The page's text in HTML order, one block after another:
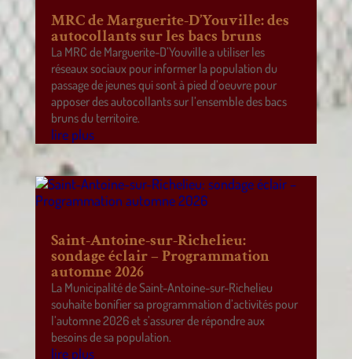
MRC de Marguerite-D’Youville: des
autocollants sur les bacs bruns
La MRC de Marguerite-D’Youville a utiliser les
réseaux sociaux pour informer la population du
passage de jeunes qui sont à pied d’oeuvre pour
apposer des autocollants sur l’ensemble des bacs
bruns du territoire.
lire plus
Saint-Antoine-sur-Richelieu:
sondage éclair – Programmation
automne 2026
La Municipalité de Saint-Antoine-sur-Richelieu
souhaite bonifier sa programmation d’activités pour
l’automne 2026 et s’assurer de répondre aux
besoins de sa population.
lire plus